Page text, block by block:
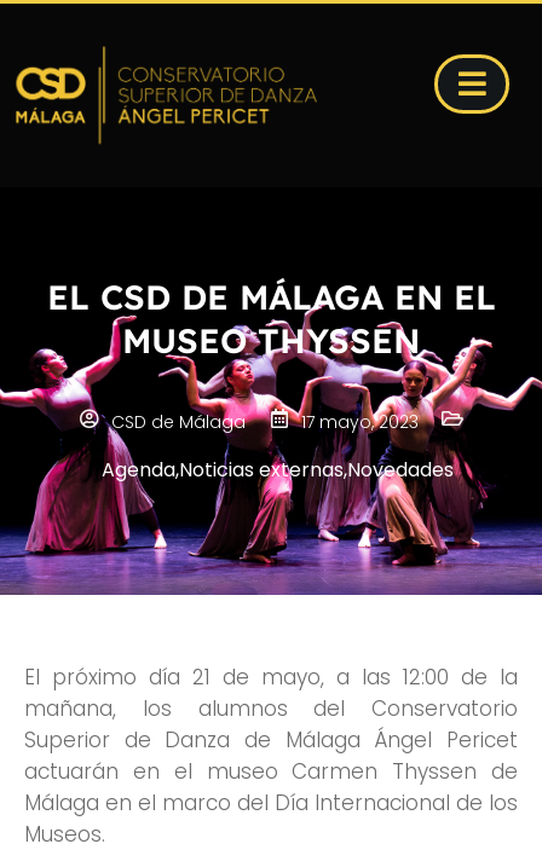
EL CSD DE MÁLAGA EN EL
MUSEO THYSSEN
CSD de Málaga 17 mayo, 2023
Agenda,Noticias externas,Novedades
El próximo día 21 de mayo, a las 12:00 de la
mañana, los alumnos del Conservatorio
Superior de Danza de Málaga Ángel Pericet
actuarán en el museo Carmen Thyssen de
Málaga en el marco del Día Internacional de los
Museos.